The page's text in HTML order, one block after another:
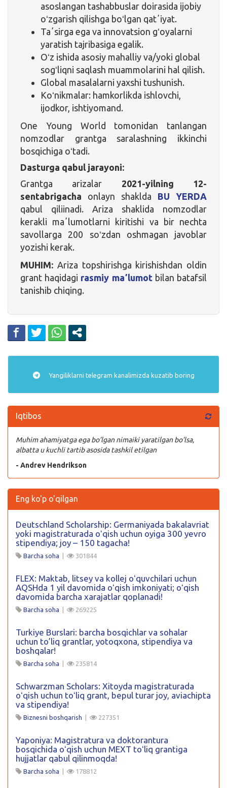
asoslangan tashabbuslar doirasida ijobiy
oʻzgarish qilishga boʻlgan qatʼiyat.
Taʼsirga ega va innovatsion gʻoyalarni
yaratish tajribasiga egalik.
Oʻz ishida asosiy mahalliy va/yoki global
sogʻliqni saqlash muammolarini hal qilish.
Global masalalarni yaxshi tushunish.
Koʻnikmalar: hamkorlikda ishlovchi,
ijodkor, ishtiyomand.
One Young World tomonidan tanlangan
nomzodlar grantga saralashning ikkinchi
bosqichiga oʻtadi.
Dasturga qabul jarayoni:
Grantga arizalar 2021-yilning 12-
sentabrigacha onlayn shaklda BU YERDA
qabul qiliinadi. Ariza shaklida nomzodlar
kerakli maʼlumotlarni kiritishi va bir nechta
savollarga 200 soʻzdan oshmagan javoblar
yozishi kerak.
MUHIM: Ariza topshirishga kirishishdan oldin
grant haqidagi rasmiy maʼlumot bilan batafsil
tanishib chiqing.
Yangiliklarni telegram kanalimizda kuzatib boring
Iqtibos
Muhim ahamiyatga ega bo’lgan nimaiki yaratilgan bo’lsa,
albatta u kuchli tartib asosida tashkil etilgan
- Andrev Hendrikson
Eng ko'p o'qilgan
Deutschland Scholarship: Germaniyada bakalavriat
yoki magistraturada oʻqish uchun oyiga 300 yevro
stipendiya; joy – 150 tagacha!
Barcha soha | 301844
FLEX: Maktab, litsey va kollej oʻquvchilari uchun
AQSHda 1 yil davomida oʻqish imkoniyati; oʻqish
davomida barcha xarajatlar qoplanadi!
Barcha soha | 269225
Turkiye Burslari: barcha bosqichlar va sohalar
uchun to’liq grantlar, yotoqxona, stipendiya va
boshqalar!
Barcha soha | 235814
Schwarzman Scholars: Xitoyda magistraturada
oʻqish uchun toʻliq grant, bepul turar joy, aviachipta
va stipendiya!
Biznesni boshqarish | 227351
Yaponiya: Magistratura va doktorantura
bosqichida oʻqish uchun MEXT toʻliq grantiga
hujjatlar qabul qilinmoqda!
Barcha soha | 178812